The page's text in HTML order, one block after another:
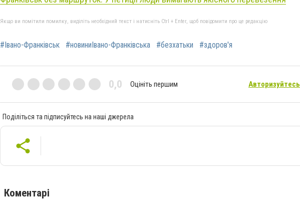
Якщо ви помітили помилку, виділіть необхідний текст і натисніть Ctrl + Enter, щоб повідомити про це редакцію
#Івано-Франківськ #новиниІвано-Франківська #безхатьки #здоров'я
0,0 Оцініть першим Авторизуйтесь
Поділіться та підписуйтесь на наші джерела
Коментарі